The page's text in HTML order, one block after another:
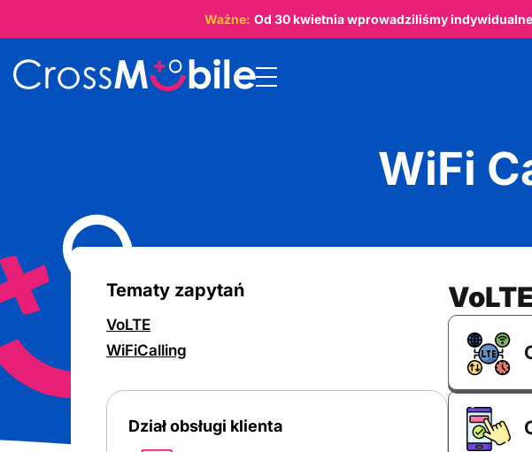
Ważne: Od 30 kwietniawprowadziliśmy
WiFi
Tematy zapytań
VoLTE
WiFiCalling
Dział obsługi klienta
VoLTE